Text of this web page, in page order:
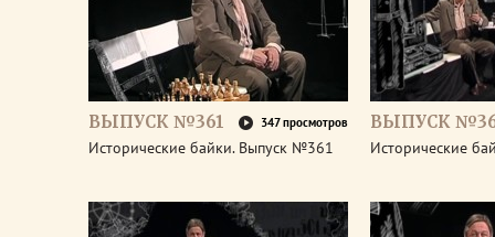
ВЫПУСК №361 347 просмотров
Исторические байки. Выпуск №361
ВЫПУСК
Исторические